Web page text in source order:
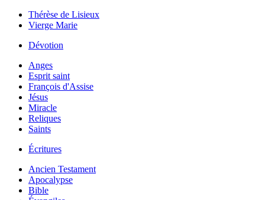
Thérèse de Lisieux
Vierge Marie
Dévotion
Anges
Esprit saint
François d'Assise
Jésus
Miracle
Reliques
Saints
Écritures
Ancien Testament
Apocalypse
Bible